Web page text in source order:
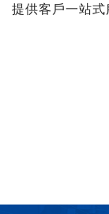
提供客戶一站式